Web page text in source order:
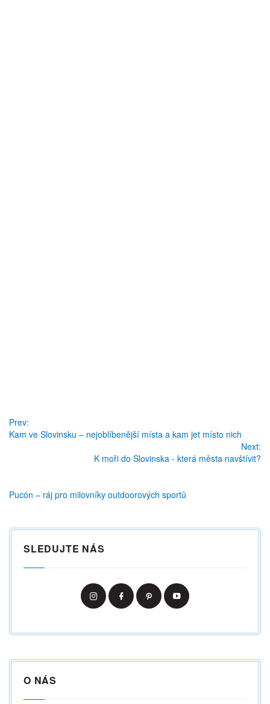
Prev:
Kam ve Slovinsku – nejoblíbenější místa a kam jet místo nich
Next:
K moři do Slovinska - která města navštívit?
Pucón – ráj pro milovníky outdoorových sportů
SLEDUJTE NÁS
O NÁS